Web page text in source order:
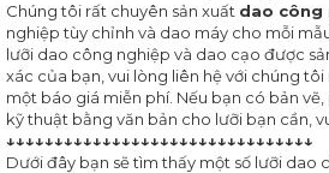
Nhà
sản
xuất
dao
cắt
công
nghiệp
Chúng tôi rất chuyên sản xuất dao công
nghiệp tùy chỉnh và dao máy cho mỗi
lưỡi dao công nghiệp và dao cạo được
xác của bạn, vui lòng liên hệ với chúng
một báo giá miễn phí. Nếu bạn có bản
kỹ thuật bằng văn bản cho lưỡi bạn cần,
↓↓↓↓↓↓↓↓↓↓↓↓↓↓↓↓↓↓↓↓↓↓↓↓↓↓↓↓↓↓↓↓
Dưới đây bạn sẽ tìm thấy một số lưỡi dao